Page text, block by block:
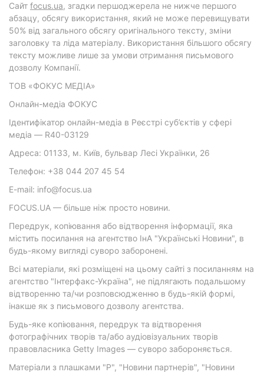
Cайт focus.ua, згадки першоджерела не нижче першого
абзацу, обсягу використання, який не може перевищувати
50% від загального обсягу оригінального тексту, зміни
заголовку та ліда матеріалу. Використання більшого обсягу
тексту можливе лише за умови отримання письмового
дозволу Компанії.
ТОВ «ФОКУС МЕДІА»
Онлайн-медіа ФОКУС
Ідентифікатор онлайн-медіа в Реєстрі суб’єктів у сфері
медіа — R40-03129
Адреса: 01133, м. Київ, бульвар Лесі Українки, 26
Телефон: +38 044 207 45 54
E-mail: info@focus.ua
FOCUS.UA — більше ніж просто новини.
Передрук, копіювання або відтворення інформації, яка
містить посилання на агентство ІнА "Українські Новини", в
будь-якому вигляді суворо заборонені.
Всі матеріали, які розміщені на цьому сайті з посиланням на
агентство "Інтерфакс-Україна", не підлягають подальшому
відтворенню та/чи розповсюдженню в будь-якій формі,
інакше як з письмового дозволу агентства.
Будь-яке копіювання, передрук та відтворення
фотографічних творів та/або аудіовізуальних творів
правовласника Getty Images — суворо забороняється.
Матеріали з плашками "Р", "Новини партнерів", "Новини